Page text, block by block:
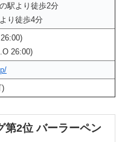
駅より徒歩2分
り徒歩4分
26:00)
)
第2位 バーラーペン